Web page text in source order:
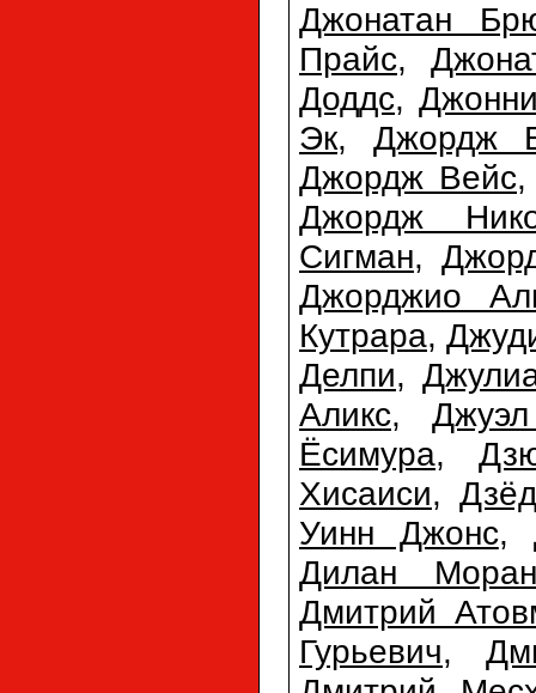
Джонатан
Прайс,
Доддс,
Эк, Джордж
Джордж Вейс
Джордж
Сигман,
Джорджио
Кутрара,
Делпи,
Аликс,
Ёсимура,
Хисаиси,
Уинн Джонс,
Дилан Моран
Дмитрий
Гурьевич,